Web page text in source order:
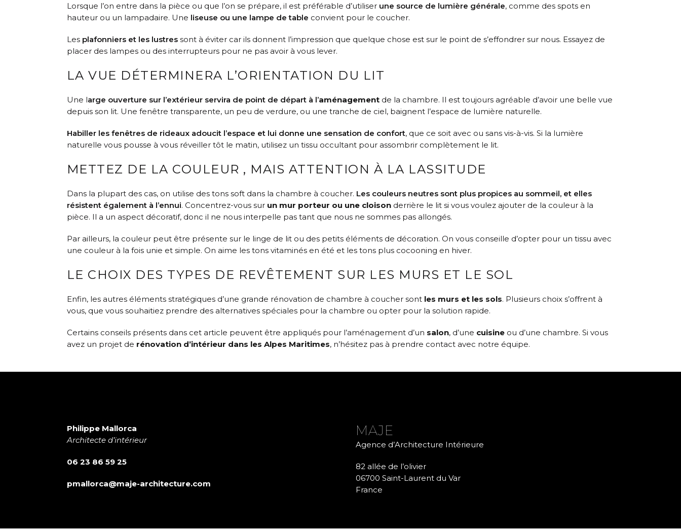
Lorsque l’on entre dans la pièce ou que l’on se prépare, il est préférable d’utiliser une source de lumière générale, comme des spots en
hauteur ou un lampadaire. Une liseuse ou une lampe de table convient pour le coucher.
Les plafonniers et les lustressont à éviter car ils donnent l’impression que quelque chose est sur le point de s’effondrer sur nous. Essayez de
placer des lampes ou des interrupteurs pour ne pas avoir à vous lever.
LA VUE DÉTERMINERA L’ORIENTATION DU LIT
Une large ouverture sur l’extérieur servira de point de départ à l’aménagementde la chambre. Il est toujours agréable d’avoir une belle vue
depuis son lit. Une fenêtre transparente, un peu de verdure, ou une tranche de ciel, baignent l’espace de lumière naturelle.
Habiller les fenêtres de rideaux adoucit l’espace et lui donne une sensation de confort, que ce soit avec ou sans vis-à-vis. Si la lumière
naturelle vous pousse à vous réveiller tôt le matin, utilisez un tissu occultant pour assombrir complètement le lit.
METTEZ DE LA COULEUR , MAIS ATTENTION À LA LASSITUDE
Dans la plupart des cas, on utilise des tons soft dans la chambre à coucher. Les couleurs neutres sont plus propices au sommeil, et elles
résistent également à l’ennui. Concentrez-vous sur un mur porteur ou une cloisonderrière le lit si vous voulez ajouter de la couleur à la
pièce. Il a un aspect décoratif, donc il ne nous interpelle pas tant que nous ne sommes pas allongés.
Par ailleurs, la couleur peut être présente sur le linge de lit ou des petits éléments de décoration. On vous conseille d’opter pour un tissu avec
une couleur à la fois unie et simple. On aime les tons vitaminés en été et les tons plus cocooning en hiver.
LE CHOIX DES TYPES DE REVÊTEMENT SUR LES MURS ET LE SOL
Enfin, les autres éléments stratégiques d’une grande rénovation de chambre à coucher sont les murs et les sols. Plusieurs choix s’offrent à
vous, que vous souhaitiez prendre des alternatives spéciales pour la chambre ou opter pour la solution rapide.
Certains conseils présents dans cet article peuvent être appliqués pour l’aménagement d’un salon, d’une cuisineou d’une chambre. Si vous
avez un projet de rénovation d’intérieur dans les Alpes Maritimes, n’hésitez pas à prendre contact avec notre équipe.
Philippe Mallorca
Architecte d’intérieur
06 23 86 59 25
pmallorca@maje-architecture.com
MAJE
Agence d’Architecture Intérieure
82 allée de l’olivier
06700 Saint-Laurent du Var
France